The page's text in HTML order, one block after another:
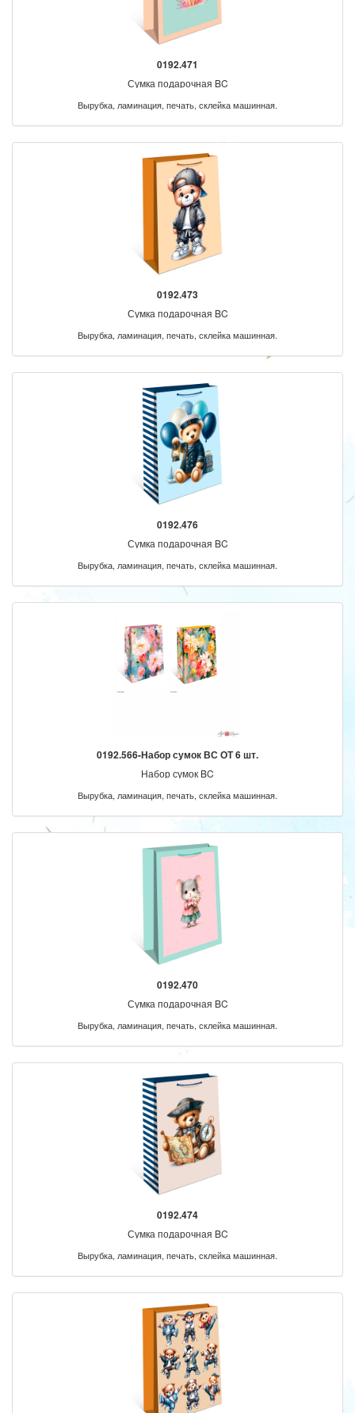
0192.471
Сумка подарочная BC
Вырубка, ламинация, печать, склейка машинная.
0192.473
Сумка подарочная BC
Вырубка, ламинация, печать, склейка машинная.
0192.476
Сумка подарочная BC
Вырубка, ламинация, печать, склейка машинная.
0192.566-Набор сумок ВС ОТ 6 шт.
Набор сумок BC
Вырубка, ламинация, печать, склейка машинная.
0192.470
Сумка подарочная BC
Вырубка, ламинация, печать, склейка машинная.
0192.474
Сумка подарочная BC
Вырубка, ламинация, печать, склейка машинная.